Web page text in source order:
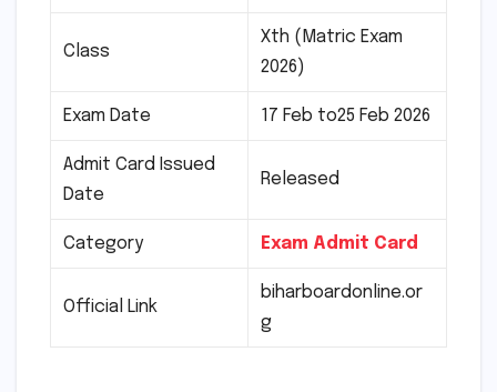
Class
Xth (Matric Exam
2026)
Exam Date 17 Feb to25 Feb 2026
Admit Card Issued
Date
Released
Category Exam Admit Card
Official Link
biharboardonline.or
g